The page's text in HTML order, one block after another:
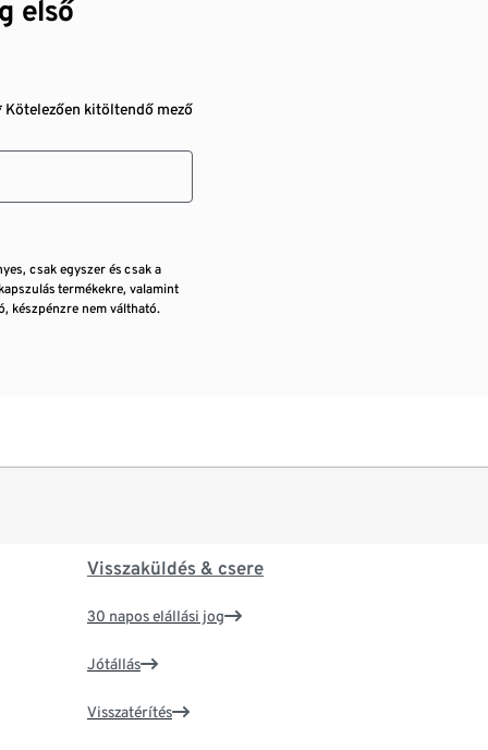
első
Kötelezően kitöltendő mező
csak egyszer és csak a
termékekre, valamint
készpénzre nem váltható.
Visszaküldés & csere
30 napos elállási jog
Jótállás
Visszatérítés